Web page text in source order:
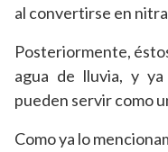
al convertirse en
Posteriormente,
agua de lluvia, y
pueden servir como
Como ya lo